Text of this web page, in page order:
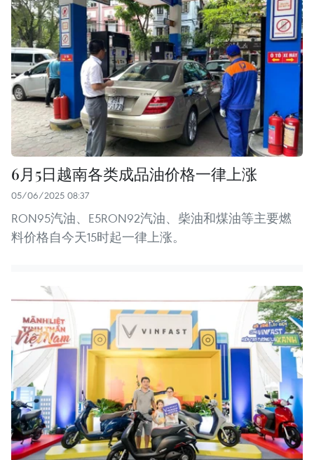
6月5日越南各类成品油价格一律上涨
05/06/2025 08:37
RON95汽油、E5RON92汽油、柴油和煤油等主要燃
料价格自今天15时起一律上涨。